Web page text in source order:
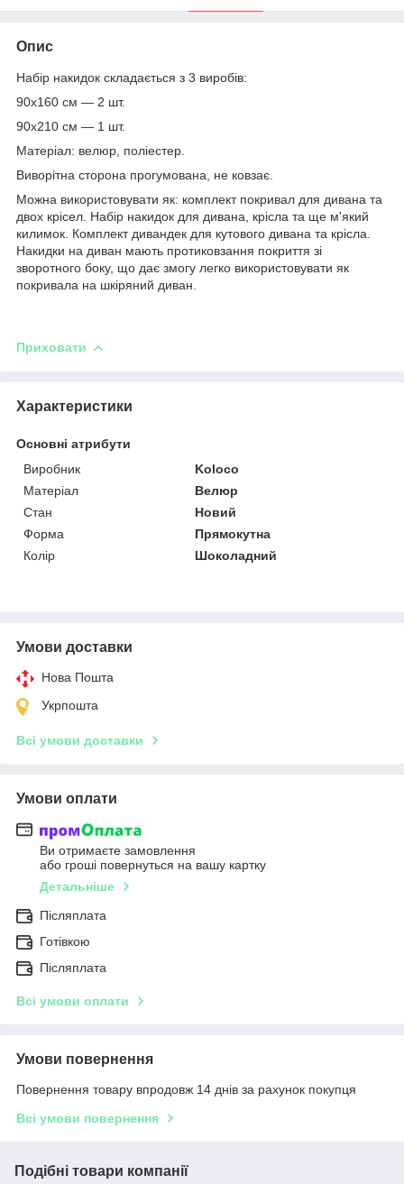
Опис
Набір накидок складається з 3 виробів:
90х160 см — 2 шт.
90х210 см — 1 шт.
Матеріал: велюр, поліестер.
Виворітна сторона прогумована, не ковзає.
Можна використовувати як: комплект покривал для дивана та
двох крісел. Набір накидок для дивана, крісла та ще м'який
килимок. Комплект дивандек для кутового дивана та крісла.
Накидки на диван мають протиковзання покриття зі
зворотного боку, що дає змогу легко використовувати як
покривала на шкіряний диван.
Приховати
Характеристики
Основні атрибути
Виробник
Koloco
Матеріал
Велюр
Стан
Новий
Форма
Прямокутна
Колір
Шоколадний
Умови доставки
Нова Пошта
Укрпошта
Всі умови доставки
Умови оплати
Ви отримаєте замовлення
або гроші повернуться на вашу картку
Детальніше
Післяплата
Готівкою
Післяплата
Всі умови оплати
Умови повернення
Повернення товару впродовж 14 днів за рахунок покупця
Всі умови повернення
Подібні товари компанії